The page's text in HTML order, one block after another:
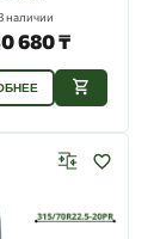
наличии
680 ₸